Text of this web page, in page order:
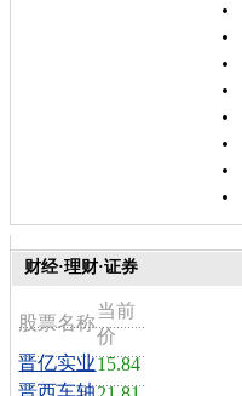
财经·理财·证券
股票名称
当前
价
晋亿实业15.84